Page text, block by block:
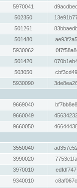
5970041
502350
501261
501480
5930062
501420
503050
5930090
9669040
9660049
9660050
3550040
3990020
3970010
9340010